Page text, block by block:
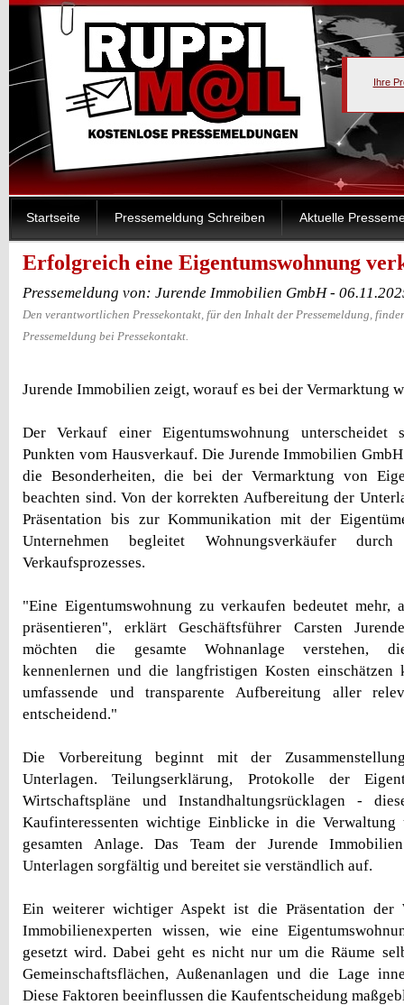
Ihre
Startseite Pressemeldung Schreiben Aktuelle
Erfolgreich eine Eigentumswohnung
Pressemeldung von: Jurende Immobilien GmbH -
Den verantwortlichen Pressekontakt, für den Inhalt der Pressemeldung,
Pressemeldung bei Pressekontakt.
Jurende Immobilien zeigt, worauf es bei der Vermarktung
Der Verkauf einer Eigentumswohnung unterscheidet
Punkten vom Hausverkauf. Die Jurende Immobilien
die Besonderheiten, die bei der Vermarktung von
beachten sind. Von der korrekten Aufbereitung der
Präsentation bis zur Kommunikation mit der
Unternehmen begleitet Wohnungsverkäufer
Verkaufsprozesses.
"Eine Eigentumswohnung zu verkaufen bedeutet
präsentieren", erklärt Geschäftsführer Carsten
möchten die gesamte Wohnanlage verstehen,
kennenlernen und die langfristigen Kosten
umfassende und transparente Aufbereitung aller
entscheidend."
Die Vorbereitung beginnt mit der
Unterlagen. Teilungserklärung, Protokolle der
Wirtschaftspläne und Instandhaltungsrücklagen -
Kaufinteressenten wichtige Einblicke in die Verwaltung
gesamten Anlage. Das Team der Jurende
Unterlagen sorgfältig und bereitet sie verständlich auf.
Ein weiterer wichtiger Aspekt ist die Präsentation der
Immobilienexperten wissen, wie eine
gesetzt wird. Dabei geht es nicht nur um die Räume
Gemeinschaftsflächen, Außenanlagen und die Lage
Diese Faktoren beeinflussen die Kaufentscheidung